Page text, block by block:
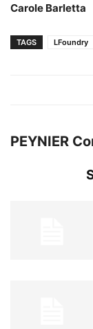
Carole Barletta
TAGS LFoundry
PEYNIER